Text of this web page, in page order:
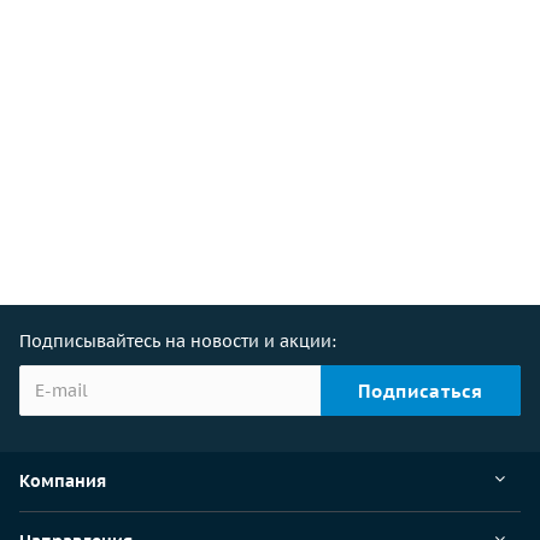
Подписывайтесь на новости и акции:
Компания